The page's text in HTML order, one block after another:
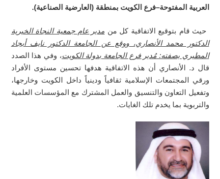
العربية المفتوحة–فرع الكويت بمنطقة (العارضية الصناعية).
حيث قام بتوقيع الاتفاقية كل من مدير عام جمعية النجاة الخيرية
الدكتور محمد الأنصاري، ووقع عن الجامعة الدكتور نايف أبجاد
المطيري بصفته: مُدير فرع الجامعة بدولة الكويت، وفي هذا الصدد
قال د. الأنصاري أن هذه الاتفاقية هدفها تحسين مستوى الأفراد
ورقي المجتمعات الإسلامية ثقافياً ودينياً داخل الكويت وخارجها،
وتفعيل التعاون والتنسيق والعمل المشترك مع المؤسسات العلمية
والتربوية بما يخدم تلك الغايات.